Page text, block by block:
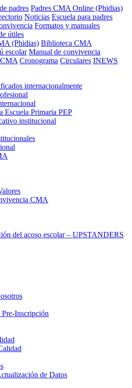
padres Padres CMA Online (Phidias)
Noticias Escuela para padres
Formatos y manuales
útiles
(Phidias) Biblioteca CMA
escolar Manual de convivencia
Cronograma Circulares INEWS
internacionalmente
Escuela Primaria PEP
institucional
CMA
del acoso escolar – UPSTANDERS
Inscripción
de Datos